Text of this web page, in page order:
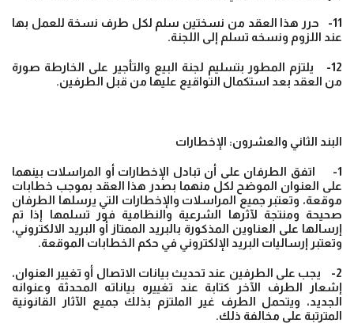
11- حرر هذا العقد من نسختين سلم لكل طرف نسخة للعمل بها
عند اللزوم ونسخه تسلم إلى اللجنة.
12- يلتزم المطور بتسليم لجنة البيع والتأجير على الخارطة صورة
من العقد بعد استكمال التواقيع عليها من قبل الطرفين.
البند الثاني والعشرون: الإخطارات
1- اتفق الطرفان على أن تبادل الإخطارات أو المراسلات بينهما
على العنوان الموضح لكل منهما بصدر هذا العقد بموجب خطابات
موقعة، وتعتبر جميع المراسلات والإخطارات التي يرسلها الطرفان
صحيحة ومنتجة لآثرها الشرعية والنظامية فور تسلمها إذا تم
إرسالها على العناوين المذكورة بالبريد الممتاز أو البريد الالكتروني،
وتعتبر إرساليات البريد الإلكتروني في حكم الخطابات الموقعة.
2- يجب على الطرفين عند تحديث بيانات الاتصال أو تغيير العنوان،
إشعار الطرف الآخر كتابة عند تغييره بياناته المحدثة وعنوانه
الجديد، ويتحمل الطرف غير الملتزم بذلك جميع الآثار القانونية
المترتبة على مخالفة ذلك.